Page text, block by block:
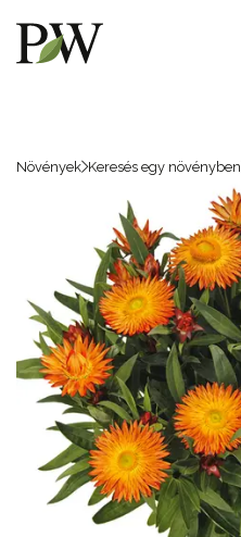
Növények Keresés egy növényben